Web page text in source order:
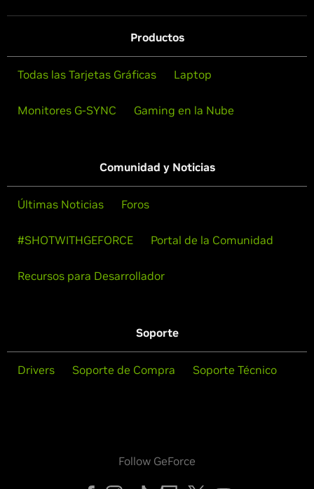
Productos
Todas las Tarjetas Gráficas Laptop
Monitores G-SYNC Gaming en la Nube
Comunidad y Noticias
Últimas Noticias Foros
#SHOTWITHGEFORCE Portal de la Comunidad
Recursos para Desarrollador
Soporte
Drivers Soporte de Compra Soporte Técnico
Follow GeForce